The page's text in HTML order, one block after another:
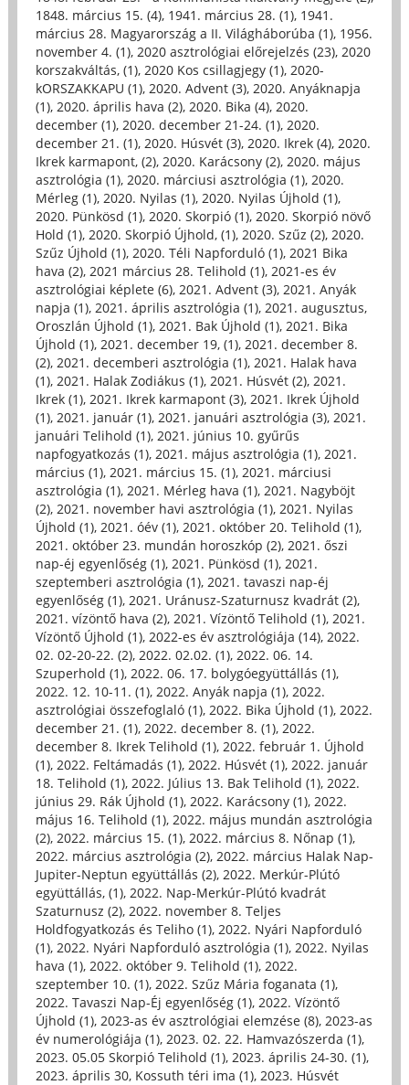
1848. március 15. (4), 1941. március 28. (1), 1941.
március 28. Magyarország a II. Világháborúba (1), 1956.
november 4. (1), 2020 asztrológiai előrejelzés (23), 2020
korszakváltás, (1), 2020 Kos csillagjegy (1), 2020-
kORSZAKKAPU (1), 2020. Advent (3), 2020. Anyáknapja
(1), 2020. április hava (2), 2020. Bika (4), 2020.
december (1), 2020. december 21-24. (1), 2020.
december 21. (1), 2020. Húsvét (3), 2020. Ikrek (4), 2020.
Ikrek karmapont, (2), 2020. Karácsony (2), 2020. május
asztrológia (1), 2020. márciusi asztrológia (1), 2020.
Mérleg (1), 2020. Nyilas (1), 2020. Nyilas Újhold (1),
2020. Pünkösd (1), 2020. Skorpió (1), 2020. Skorpió növő
Hold (1), 2020. Skorpió Újhold, (1), 2020. Szűz (2), 2020.
Szűz Újhold (1), 2020. Téli Napforduló (1), 2021 Bika
hava (2), 2021 március 28. Telihold (1), 2021-es év
asztrológiai képlete (6), 2021. Advent (3), 2021. Anyák
napja (1), 2021. április asztrológia (1), 2021. augusztus,
Oroszlán Újhold (1), 2021. Bak Újhold (1), 2021. Bika
Újhold (1), 2021. december 19, (1), 2021. december 8.
(2), 2021. decemberi asztrológia (1), 2021. Halak hava
(1), 2021. Halak Zodiákus (1), 2021. Húsvét (2), 2021.
Ikrek (1), 2021. Ikrek karmapont (3), 2021. Ikrek Újhold
(1), 2021. január (1), 2021. januári asztrológia (3), 2021.
januári Telihold (1), 2021. június 10. gyűrűs
napfogyatkozás (1), 2021. május asztrológia (1), 2021.
március (1), 2021. március 15. (1), 2021. márciusi
asztrológia (1), 2021. Mérleg hava (1), 2021. Nagyböjt
(2), 2021. november havi asztrológia (1), 2021. Nyilas
Újhold (1), 2021. óév (1), 2021. október 20. Telihold (1),
2021. október 23. mundán horoszkóp (2), 2021. őszi
nap-éj egyenlőség (1), 2021. Pünkösd (1), 2021.
szeptemberi asztrológia (1), 2021. tavaszi nap-éj
egyenlőség (1), 2021. Uránusz-Szaturnusz kvadrát (2),
2021. vízöntő hava (2), 2021. Vízöntő Telihold (1), 2021.
Vízöntő Újhold (1), 2022-es év asztrológiája (14), 2022.
02. 02-20-22. (2), 2022. 02.02. (1), 2022. 06. 14.
Szuperhold (1), 2022. 06. 17. bolygóegyüttállás (1),
2022. 12. 10-11. (1), 2022. Anyák napja (1), 2022.
asztrológiai összefoglaló (1), 2022. Bika Újhold (1), 2022.
december 21. (1), 2022. december 8. (1), 2022.
december 8. Ikrek Telihold (1), 2022. február 1. Újhold
(1), 2022. Feltámadás (1), 2022. Húsvét (1), 2022. január
18. Telihold (1), 2022. Július 13. Bak Telihold (1), 2022.
június 29. Rák Újhold (1), 2022. Karácsony (1), 2022.
május 16. Telihold (1), 2022. május mundán asztrológia
(2), 2022. március 15. (1), 2022. március 8. Nőnap (1),
2022. március asztrológia (2), 2022. március Halak Nap-
Jupiter-Neptun együttállás (2), 2022. Merkúr-Plútó
együttállás, (1), 2022. Nap-Merkúr-Plútó kvadrát
Szaturnusz (2), 2022. november 8. Teljes
Holdfogyatkozás és Teliho (1), 2022. Nyári Napforduló
(1), 2022. Nyári Napforduló asztrológia (1), 2022. Nyilas
hava (1), 2022. október 9. Telihold (1), 2022.
szeptember 10. (1), 2022. Szűz Mária foganata (1),
2022. Tavaszi Nap-Éj egyenlőség (1), 2022. Vízöntő
Újhold (1), 2023-as év asztrológiai elemzése (8), 2023-as
év numerológiája (1), 2023. 02. 22. Hamvazószerda (1),
2023. 05.05 Skorpió Telihold (1), 2023. április 24-30. (1),
2023. április 30, Kossuth téri ima (1), 2023. Húsvét